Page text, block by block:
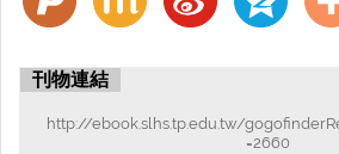
刊物連結
http://ebook.slhs.tp.edu.tw/
=2660